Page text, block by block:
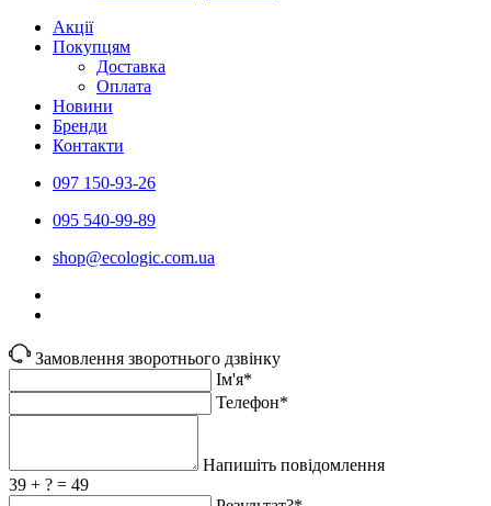
Акції
Покупцям
Доставка
Оплата
Новини
Бренди
Контакти
097 150-93-26
095 540-99-89
shoр@ecologic.com.ua
Замовлення зворотнього дзвінку
Ім'я*
Телефон*
Напишіть повідомлення
39 + ? = 49